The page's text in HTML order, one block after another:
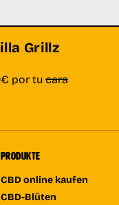
Grillz
por tucara
PRODUKTE
CBD online kaufen
CBD-Blüten